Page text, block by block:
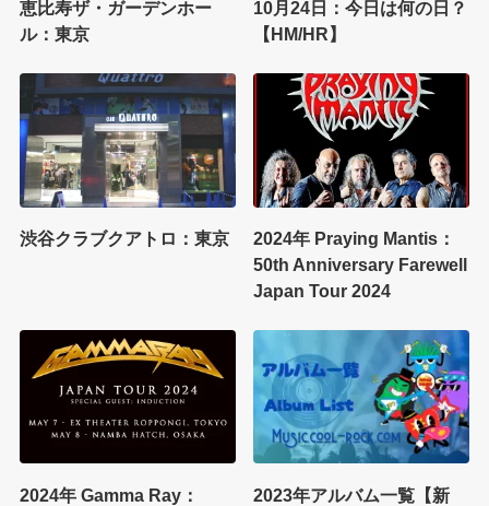
恵比寿ザ・ガーデンホー
ル：東京
10月24日：今日は何の日？
【HM/HR】
渋谷クラブクアトロ：東京
2024年 Praying Mantis：
50th Anniversary Farewell
Japan Tour 2024
2024年 Gamma Ray：
2023年アルバム一覧【新